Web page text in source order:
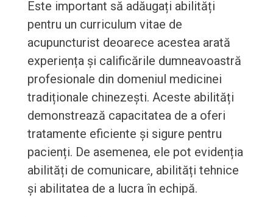
Este important să adăugați abilități
pentru un curriculum vitae de
acupuncturist deoarece acestea arată
experiența și calificările dumneavoastră
profesionale din domeniul medicinei
tradiționale chinezești. Aceste abilități
demonstrează capacitatea de a oferi
tratamente eficiente și sigure pentru
pacienți. De asemenea, ele pot evidenția
abilități de comunicare, abilități tehnice
și abilitatea de a lucra în echipă.